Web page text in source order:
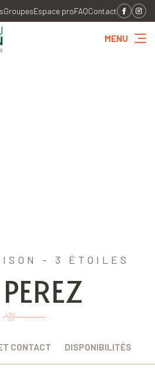
GroupesEspace proFAQContact
MENU
- 3 ÉTOILES
CONTACT DISPONIBILITÉS